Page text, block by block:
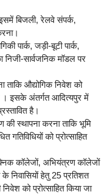
बिजली, रेलवे संपर्क,
पार्क, जड़ी-बूटी पार्क,
निजी-सार्वजनिक मॉडल पर
ताकि औद्योगिक निवेश को
। इसके अंतर्गत आदित्यपुर में
है।
की स्थापना करना ताकि भूमि
को प्रोत्साहित
कॉलेजों, अभियंत्रण कॉलेजों
निवासियों हेतु 25 प्रतिशत
को प्रोत्साहित किया जा